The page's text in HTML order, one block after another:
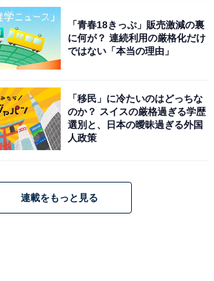
「青春18きっぷ」販売激減の裏
に何が？ 連続利用の厳格化だけ
ではない「本当の理由」
「移民」に冷たいのはどっちな
のか？ スイスの厳格過ぎる学歴
選別と、日本の曖昧過ぎる外国
人政策
連載をもっと見る